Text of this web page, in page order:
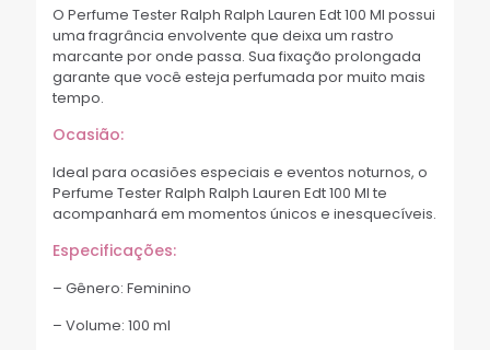
O Perfume Tester Ralph Ralph Lauren Edt 100 Ml possui
uma fragrância envolvente que deixa um rastro
marcante por onde passa. Sua fixação prolongada
garante que você esteja perfumada por muito mais
tempo.
Ocasião:
Ideal para ocasiões especiais e eventos noturnos, o
Perfume Tester Ralph Ralph Lauren Edt 100 Ml te
acompanhará em momentos únicos e inesquecíveis.
Especificações:
– Gênero: Feminino
– Volume: 100 ml